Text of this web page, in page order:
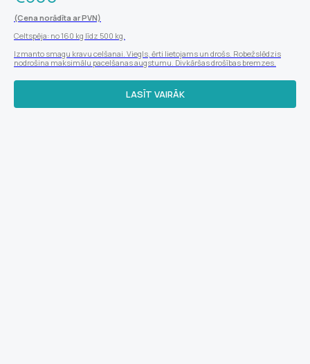
(Cena norādīta ar PVN)
Celtspēja: no 160 kg līdz 500 kg.
Izmanto smagu kravu celšanai. Viegls, ērti lietojams un drošs. Robežslēdzis
nodrošina maksimālu pacelšanas augstumu. Divkāršas drošības bremzes.
LASĪT VAIRĀK